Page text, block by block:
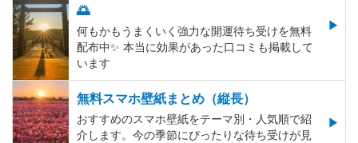
🌅
何もかもうまくいく強力な開運待ち受けを無料
配布中✨️ 本当に効果があった口コミも掲載して
います
無料スマホ壁紙まとめ（縦長）
おすすめのスマホ壁紙をテーマ別・人気順で紹
介します。今の季節にぴったりな待ち受けが見